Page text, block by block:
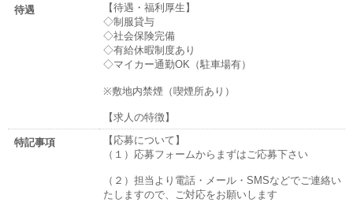
待遇
【待遇・福利厚生】
◇制服貸与
◇社会保険完備
◇有給休暇制度あり
◇マイカー通勤OK（駐車場有）
※敷地内禁煙（喫煙所あり）
【求人の特徴】
特記事項
【応募について】
（１）応募フォームからまずはご応募下さい
（２）担当より電話・メール・SMSなどでご連絡い
たしますので、ご対応をお願いします